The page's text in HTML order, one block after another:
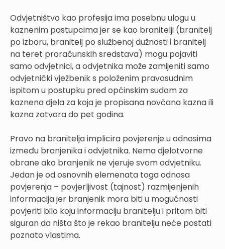
Odvjetništvo kao profesija ima posebnu ulogu u
kaznenim postupcima jer se kao branitelji (branitelj
po izboru, branitelj po službenoj dužnosti i branitelj
na teret proračunskih sredstava) mogu pojaviti
samo odvjetnici, a odvjetnika može zamijeniti samo
odvjetnički vježbenik s položenim pravosudnim
ispitom u postupku pred općinskim sudom za
kaznena djela za koja je propisana novčana kazna ili
kazna zatvora do pet godina.
Pravo na branitelja implicira povjerenje u odnosima
između branjenika i odvjetnika. Nema djelotvorne
obrane ako branjenik ne vjeruje svom odvjetniku.
Jedan je od osnovnih elemenata toga odnosa
povjerenja – povjerljivost (tajnost) razmijenjenih
informacija jer branjenik mora biti u mogućnosti
povjeriti bilo koju informaciju branitelju i pritom biti
siguran da ništa što je rekao branitelju neće postati
poznato vlastima.